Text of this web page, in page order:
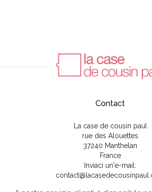
Contact
La case de cousin paul
rue des Alouettes
37240 Manthelan
France
Inviaci un'e-mail: